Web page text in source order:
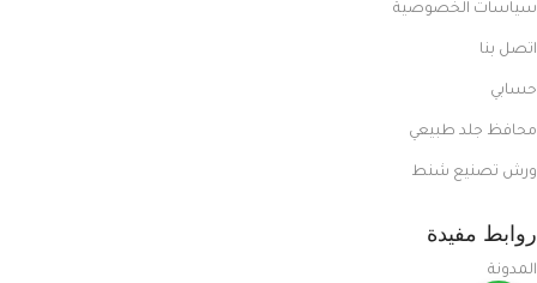
سياسات الخصوصية
اتصل بنا
حسابي
محافظ جلد طبيعي
ورش تصنيع شنط
روابط مفيدة
المدونة